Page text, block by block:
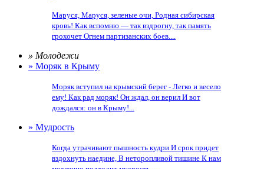
Маруся, Маруся, зеленые очи, Родная сибирская
кровь! Как вспомню — так вздрогну, так память
грохочет Огнем партизанских боев....
» Молодежи
» Моряк в Крыму
Моряк вступил на крымский берег - Легко и весело
ему! Как рад моряк! Он ждал, он верил И вот
дождался: он в Крыму!...
» Мудрость
Когда утрачивают пышность кудри И срок придет
вздохнуть наедине, В неторопливой тишине К нам